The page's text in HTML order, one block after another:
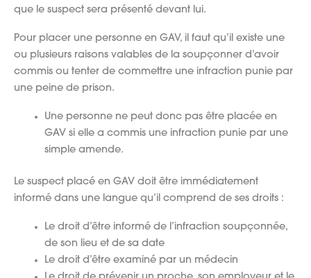
que le suspect sera présenté devant lui.
Pour placer une personne en GAV, il faut qu’il existe une
ou plusieurs raisons valables de la soupçonner d’avoir
commis ou tenter de commettre une infraction punie par
une peine de prison.
Une personne ne peut donc pas être placée en
GAV si elle a commis une infraction punie par une
simple amende.
Le suspect placé en GAV doit être immédiatement
informé dans une langue qu’il comprend de ses droits :
Le droit d’être informé de l’infraction soupçonnée,
de son lieu et de sa date
Le droit d’être examiné par un médecin